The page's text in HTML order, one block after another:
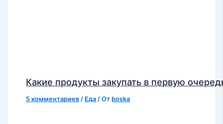
Какие продукты закупать в первую
5 комментариев / Еда / От boska